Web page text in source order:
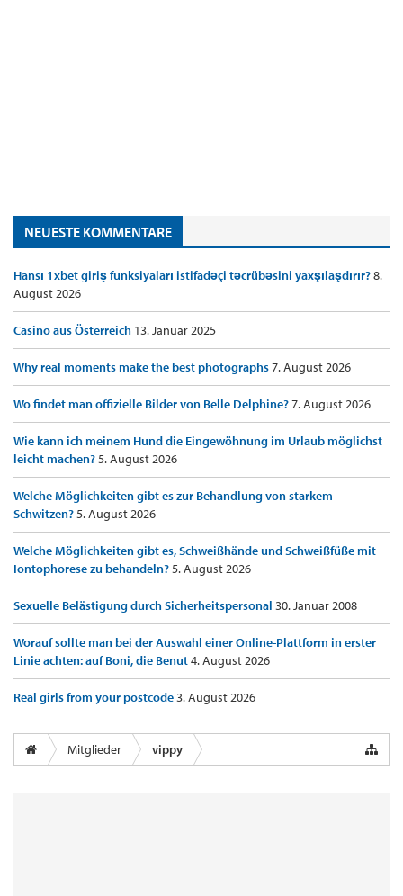
NEUESTE KOMMENTARE
Hansı 1xbet giriş funksiyaları istifadəçi təcrübəsini yaxşılaşdırır?8.
August 2026
Casino aus Österreich 13. Januar 2025
Why real moments make the best photographs7. August 2026
Wo findet man offizielle Bilder von Belle Delphine?7. August 2026
Wie kann ich meinem Hund die Eingewöhnung im Urlaub möglichst
leicht machen?5. August 2026
Welche Möglichkeiten gibt es zur Behandlung von starkem
Schwitzen?5. August 2026
Welche Möglichkeiten gibt es, Schweißhände und Schweißfüße mit
Iontophorese zu behandeln?5. August 2026
Sexuelle Belästigung durch Sicherheitspersonal 30. Januar 2008
Worauf sollte man bei der Auswahl einer Online-Plattform in erster
Linie achten: auf Boni, die Benut4. August 2026
Real girls from your postcode3. August 2026
Mitglieder vippy